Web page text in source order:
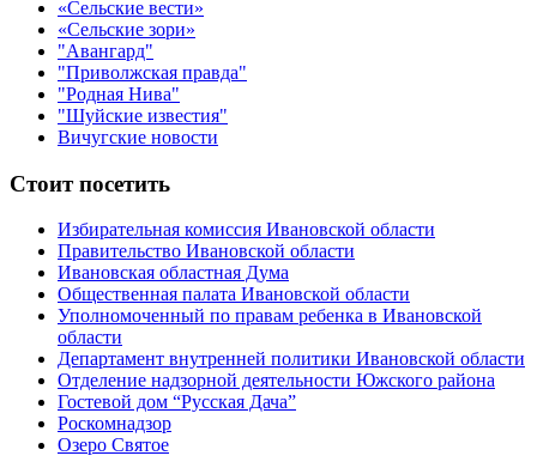
«Сельские вести»
«Сельские зори»
"Авангард"
"Приволжская правда"
"Родная Нива"
"Шуйские известия"
Вичугские новости
Стоит посетить
Избирательная комиссия Ивановской области
Правительство Ивановской области
Ивановская областная Дума
Общественная палата Ивановской области
Уполномоченный по правам ребенка в Ивановской
области
Департамент внутренней политики Ивановской области
Отделение надзорной деятельности Южского района
Гостевой дом “Русская Дача”
Роскомнадзор
Озеро Святое